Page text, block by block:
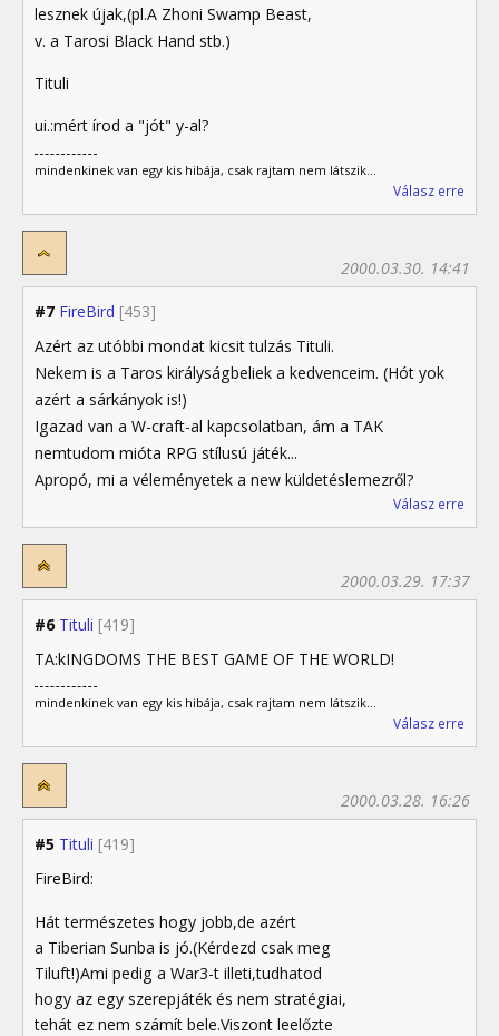
lesznek újak,(pl.A Zhoni Swamp Beast,
v. a Tarosi Black Hand stb.)
Tituli
ui.:mért írod a "jót" y-al?
mindenkinek van egy kis hibája, csak rajtam nem látszik...
Válasz erre
#7 FireBird [453]
2000.03.30. 14:41
Azért az utóbbi mondat kicsit tulzás Tituli.
Nekem is a Taros királyságbeliek a kedvenceim. (Hót yok
azért a sárkányok is!)
Igazad van a W-craft-al kapcsolatban, ám a TAK
nemtudom mióta RPG stílusú játék...
Apropó, mi a véleményetek a new küldetéslemezről?
Válasz erre
#6 Tituli [419]
2000.03.29. 17:37
TA:kINGDOMS THE BEST GAME OF THE WORLD!
mindenkinek van egy kis hibája, csak rajtam nem látszik...
Válasz erre
#5 Tituli [419]
2000.03.28. 16:26
FireBird:
Hát természetes hogy jobb,de azért
a Tiberian Sunba is jó.(Kérdezd csak meg
Tiluft!)Ami pedig a War3-t illeti,tudhatod
hogy az egy szerepjáték és nem stratégiai,
tehát ez nem számít bele.Viszont leelőzte